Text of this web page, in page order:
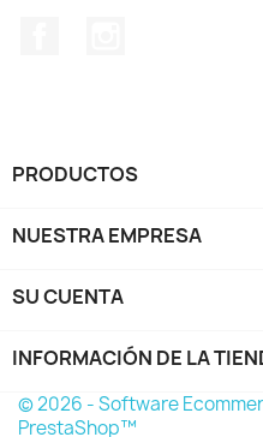
PRODUCTOS
NUESTRA EMPRESA
SU CUENTA
INFORMACIÓN DE LA
© 2026 - Software
PrestaShop™